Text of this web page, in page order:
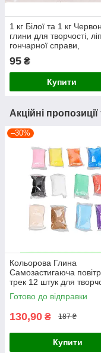
1 кг Білої та 1 кг
глини для творчості,
гончарної справи,
95 ₴
Купити
Акційні
–30%
Кольорова Глина
Самозастигаюча
трек 12 штук для
ліпки дітям
Готово до відправки
130,90 ₴ 187 ₴
Купити